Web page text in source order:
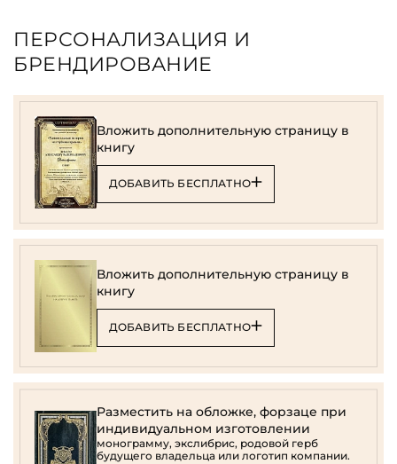
ПЕРСОНАЛИЗАЦИЯ И
БРЕНДИРОВАНИЕ
Вложить дополнительную страницу в
книгу
ДОБАВИТЬ БЕСПЛАТНО
Вложить дополнительную страницу в
книгу
ДОБАВИТЬ БЕСПЛАТНО
Разместить на обложке, форзаце при
индивидуальном изготовлении
монограмму, экслибрис, родовой герб
будущего владельца или логотип компании.